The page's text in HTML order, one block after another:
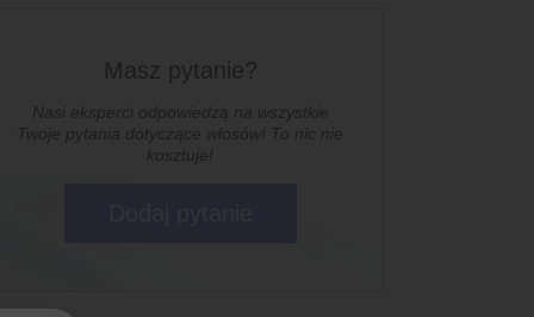
Masz pytanie?
Nasi eksperci odpowiedzą na wszystkie
Twoje pytania dotyczące włosów! To nic nie
kosztuje!